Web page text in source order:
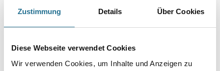
Zustimmung Details Über Cookies
Diese Webseite verwendet Cookies
Wir verwenden Cookies, um Inhalte und Anzeigen zu